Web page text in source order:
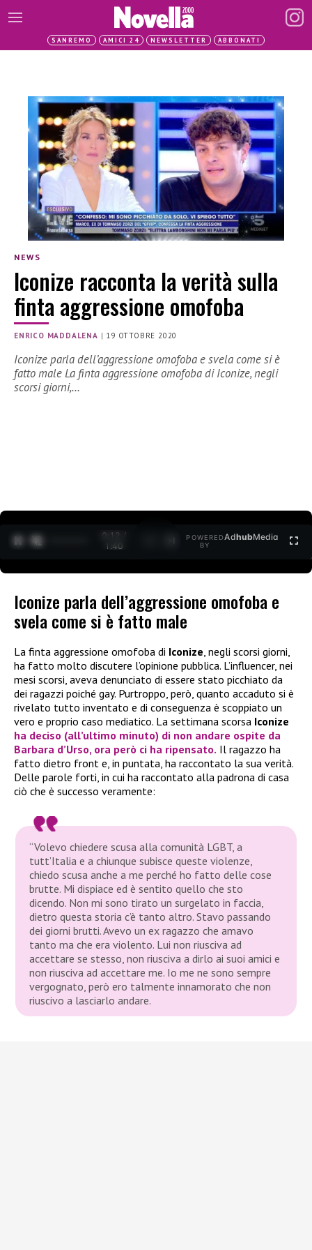
SANREMO AMICI 24 NEWSLETTER ABBONATI
NEWS
Iconize racconta la verità sulla
finta aggressione omofoba
ENRICO MADDALENA | 19 OTTOBRE 2020
Iconize parla dell’aggressione omofoba e svela come si è
fatto male La finta aggressione omofoba di Iconize, negli
scorsi giorni,…
0:12 /
1:40
POWERED
BY
AdhubMedia
Iconize parla dell’aggressione omofoba e
svela come si è fatto male
La finta aggressione omofoba di Iconize, negli scorsi giorni,
ha fatto molto discutere l’opinione pubblica. L’influencer, nei
mesi scorsi, aveva denunciato di essere stato picchiato da
dei ragazzi poiché gay. Purtroppo, però, quanto accaduto si è
rivelato tutto inventato e di conseguenza è scoppiato un
vero e proprio caso mediatico. La settimana scorsa Iconize
ha deciso (all’ultimo minuto) di non andare ospite da
Barbara d’Urso, ora però ci ha ripensato. Il ragazzo ha
fatto dietro front e, in puntata, ha raccontato la sua verità.
Delle parole forti, in cui ha raccontato alla padrona di casa
ciò che è successo veramente:
“Volevo chiedere scusa alla comunità LGBT, a
tutt’Italia e a chiunque subisce queste violenze,
chiedo scusa anche a me perché ho fatto delle cose
brutte. Mi dispiace ed è sentito quello che sto
dicendo. Non mi sono tirato un surgelato in faccia,
dietro questa storia c’è tanto altro. Stavo passando
dei giorni brutti. Avevo un ex ragazzo che amavo
tanto ma che era violento. Lui non riusciva ad
accettare se stesso, non riusciva a dirlo ai suoi amici e
non riusciva ad accettare me. Io me ne sono sempre
vergognato, però ero talmente innamorato che non
riuscivo a lasciarlo andare.